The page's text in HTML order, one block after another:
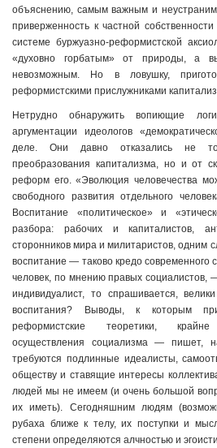
объяснению, самым важным и
приверженность к частной
системе буржуазно-реформистской
«духовно горбатым» от природы, а
невозможным. Но в ловушку,
реформистскими прислужниками
Нетрудно обнаружить вопиющие
аргументации идеологов
деле. Они давно отказались не
преобразования капитализма, но и от
реформ его. «Эволюция человечества
свободного развития отдельного
Воспитание «политическое» и
разбора: рабочих и капиталистов,
сторонников мира и милитаристов, одним
воспитание — таково кредо
человек, по мнению правых социалистов,
индивидуалист, то спрашивается,
воспитания? Выводы, к которым
реформистские теоретики,
осуществления социализма — пишет,
требуются подлинные идеалисты,
обществу и ставящие интересы
людей мы не имеем (и очень большой
их иметь). Сегодняшним людям
рубаха ближе к телу, их поступки и
степени определяются алчностью и